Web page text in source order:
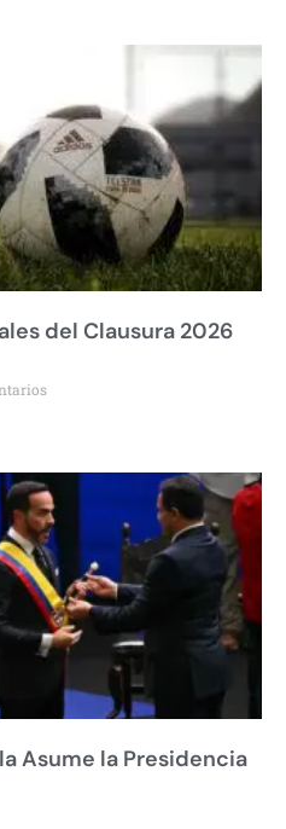
del Clausura 2026
Asume la Presidencia